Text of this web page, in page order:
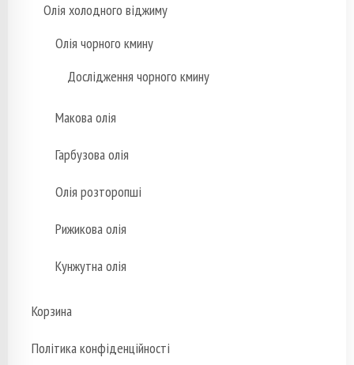
Олія холодного віджиму
Олія чорного кмину
Дослідження чорного кмину
Макова олія
Гарбузова олія
Олія розторопші
Рижикова олія
Кунжутна олія
Корзина
Політика конфіденційності